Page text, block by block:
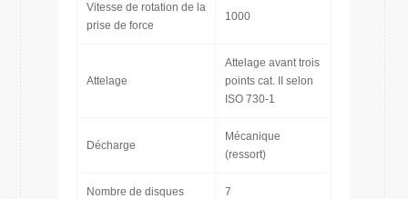
Vitesse de rotation de la
prise de force
1000
Attelage
Attelage avant trois
points cat. II selon
ISO 730-1
Décharge
Mécanique
(ressort)
Nombre de disques 7